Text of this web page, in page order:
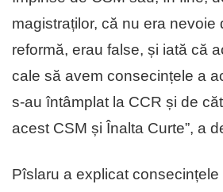
magistraților, că nu era nevoie
reformă, erau false, și iată că
cale să avem consecințele a
s-au întâmplat la CCR și de
acest CSM și Înalta Curte”, a
Pîslaru a explicat